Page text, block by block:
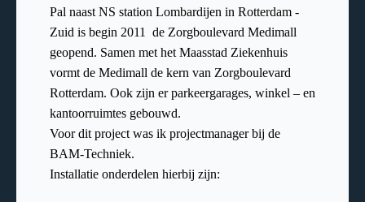
Pal naast NS station Lombardijen in Rotterdam -
Zuid is begin 2011 de Zorgboulevard Medimall
geopend. Samen met het Maasstad Ziekenhuis
vormt de Medimall de kern van Zorgboulevard
Rotterdam. Ook zijn er parkeergarages, winkel – en
kantoorruimtes gebouwd.
Voor dit project was ik projectmanager bij de
BAM-Techniek.
Installatie onderdelen hierbij zijn: